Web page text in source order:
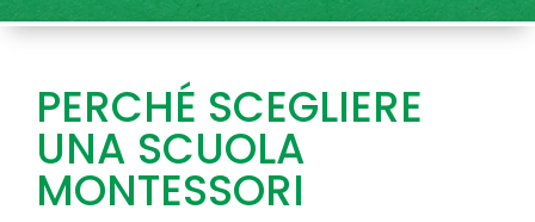
PERCHÉ SCEGLIERE
UNA SCUOLA
MONTESSORI